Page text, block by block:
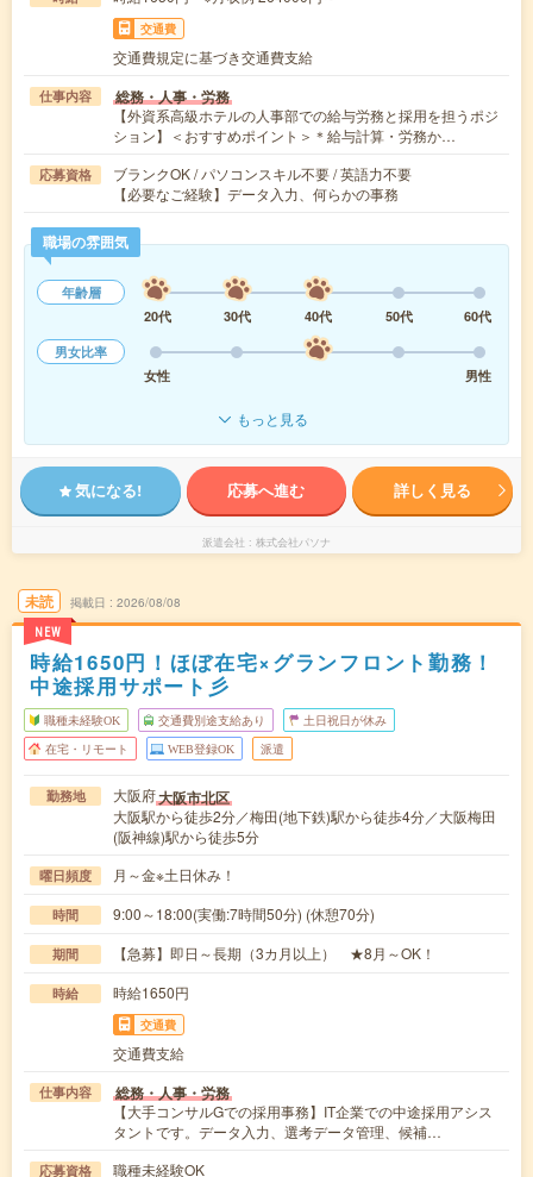
交通費
交通費規定に基づき交通費支給
仕事内容 総務・人事・労務
【外資系高級ホテルの人事部での給与労務と採用を担うポジ
ション】＜おすすめポイント＞＊給与計算・労務か…
応募資格
ブランクOK / パソコンスキル不要 / 英語力不要
【必要なご経験】データ入力、何らかの事務
職場の雰囲気
年齢層
20代
30代 40代 50代
60代
男女比率
女性
男性
もっと見る
気になる! 応募へ進む 詳しく見る
派遣会社 株式会社パソナ
未読
NEW
掲載日 2026/08/08
時給1650円！ほぼ在宅×グランフロント勤務！
中途採用サポート彡
職種未経験OK 交通費別途支給あり 土日祝日が休み
在宅・リモート WEB登録OK 派遣
勤務地 大阪府大阪市北区
大阪駅から徒歩2分／梅田(地下鉄)駅から徒歩4分／大阪梅田
(阪神線)駅から徒歩5分
曜日頻度 月～金※土日休み！
時間 9:00～18:00(実働:7時間50分) (休憩70分)
期間 【急募】即日～長期（3カ月以上） ★8月～OK！
時給 時給1650円
交通費
交通費支給
仕事内容 総務・人事・労務
【大手コンサルGでの採用事務】IT企業での中途採用アシス
タントです。データ入力、選考データ管理、候補…
応募資格
職種未経験OK